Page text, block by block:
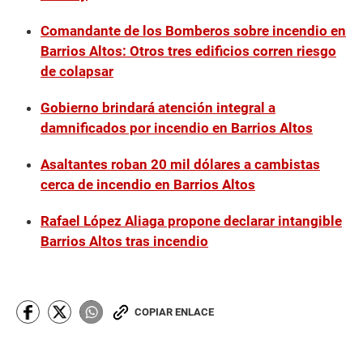
Comandante de los Bomberos sobre incendio en
Barrios Altos: Otros tres edificios corren riesgo
de colapsar
Gobierno brindará atención integral a
damnificados por incendio en Barrios Altos
Asaltantes roban 20 mil dólares a cambistas
cerca de incendio en Barrios Altos
Rafael López Aliaga propone declarar intangible
Barrios Altos tras incendio
COPIAR ENLACE